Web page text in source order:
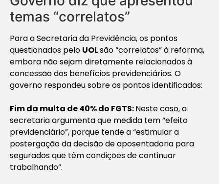
temas “correlatos”
Para a Secretaria da Previdência, os pontos
questionados pelo UOLsão “correlatos” à reforma,
embora não sejam diretamente relacionados à
concessão dos benefícios previdenciários. O
governo respondeu sobre os pontos identificados:
Fim da multa de 40% do FGTS:Neste caso, a
secretaria argumenta que medida tem “efeito
previdenciário”, porque tende a “estimular a
postergação da decisão de aposentadoria para
segurados que têm condições de continuar
trabalhando”.